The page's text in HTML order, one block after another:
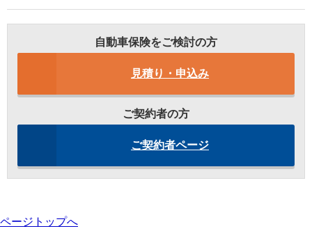
自動車保険をご検討の方
見積り・申込み
ご契約者の方
ご契約者ページ
ページトップへ